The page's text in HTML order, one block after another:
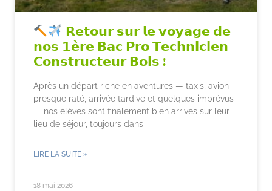
𝗥𝗲𝘁𝗼𝘂𝗿 𝘀𝘂𝗿 𝗹𝗲 𝘃𝗼𝘆𝗮𝗴𝗲 𝗱𝗲
𝗻𝗼𝘀 𝟭𝗲̀𝗿𝗲 𝗕𝗮𝗰 𝗣𝗿𝗼 𝗧𝗲𝗰𝗵𝗻𝗶𝗰𝗶𝗲𝗻
𝗖𝗼𝗻𝘀𝘁𝗿𝘂𝗰𝘁𝗲𝘂𝗿 𝗕𝗼𝗶𝘀 !
Après un départ riche en aventures — taxis, avion
presque raté, arrivée tardive et quelques imprévus
— nos élèves sont finalement bien arrivés sur leur
lieu de séjour, toujours dans
LIRE LA SUITE »
18 mai 2026